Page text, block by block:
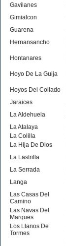
Gavilanes
Gimialcon
Guarena
Hernansancho
Hontanares
Hoyo De La Guija
Hoyos Del Collado
Jaraices
La Aldehuela
La Atalaya
La Colilla
La Hija De Dios
La Lastrilla
La Serrada
Langa
Las Casas Del
Camino
Las Navas Del
Marques
Los Llanos De
Tormes